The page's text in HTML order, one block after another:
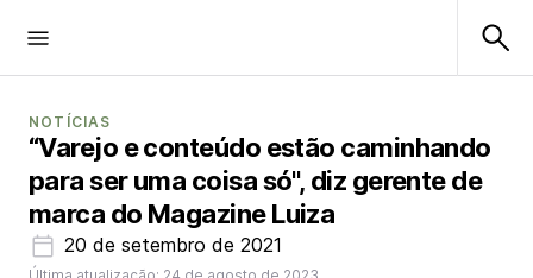
NOTÍCIAS
“Varejo e conteúdo estão caminhando
para ser uma coisa só", diz gerente de
marca do Magazine Luiza
20 de setembro de 2021